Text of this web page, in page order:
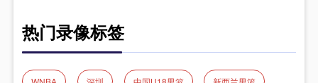
热门录像标签